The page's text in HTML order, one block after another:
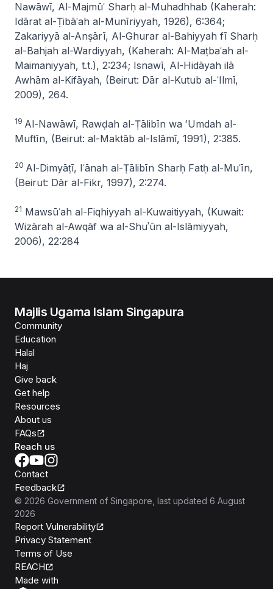
Nawāwī, Al-Majmūʿ Sharḥ al-Muhadhhab (Kaherah:
Idārat al-Ṭibāʿah al-Munīriyyah, 1926), 6:364;
Zakariyyā al-Anṣārī, Al-Ghurar al-Bahiyyah fī Sharḥ
al-Bahjah al-Wardiyyah, (Kaherah: Al-Maṭbaʿah al-
Maimaniyyah, t.t.), 2:234; Isnawī, Al-Hidāyah ilā
Awhām al-Kifāyah, (Beirut: Dār al-Kutub al-ʿIlmī,
2009), 264.
19 Al-Nawāwī, Rawḍah al-Ṭālibīn wa ʻUmdah al-
Muftīn, (Beirut: al-Maktāb al-Islāmī, 1991), 2:385.
20 Al-Dimyāṭī, Iʿānah al-Ṭālibīn Sharḥ Fatḥ al-Muʿīn,
(Beirut: Dār al-Fikr, 1997), 2:274.
21 Mawsūʿah al-Fiqhiyyah al-Kuwaitiyyah, (Kuwait:
Wizārah al-Awqāf wa al-Shuʾūn al-Islāmiyyah,
2006), 22:284
Majlis Ugama Islam Singapura
Community
Education
Halal
Haj
Give back
Get help
Resources
About us
FAQs
Reach us
Contact
Feedback
© 2026 Government of Singapore , last updated 6 August
2026
Report Vulnerability
Privacy Statement
Terms of Use
REACH
Made with